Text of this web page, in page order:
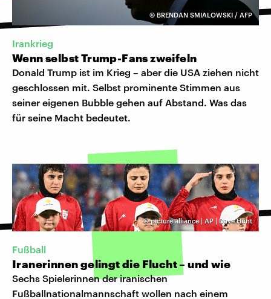
© BRENDAN SMIALOWSKI / AFP
Irankrieg
Wenn selbst Trump-Fans zweifeln
Donald Trump ist im Krieg – aber die USA ziehen nicht
geschlossen mit. Selbst prominente Stimmen aus
seiner eigenen Bubble gehen auf Abstand. Was das
für seine Macht bedeutet.
©picture alliance | AP | Dave Hunt
Fußball
Iranerinnen gelingt die Flucht – und wie
Sechs Spielerinnen der iranischen
Fußballnationalmannschaft wollen nach einem